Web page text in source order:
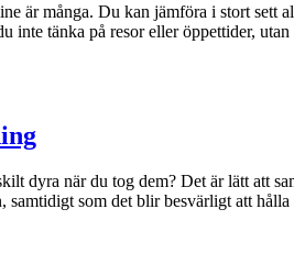
är många. Du kan jämföra i stort sett
tänka på resor eller öppettider,
dyra när du tog dem? Det är lätt att
som det blir besvärligt att